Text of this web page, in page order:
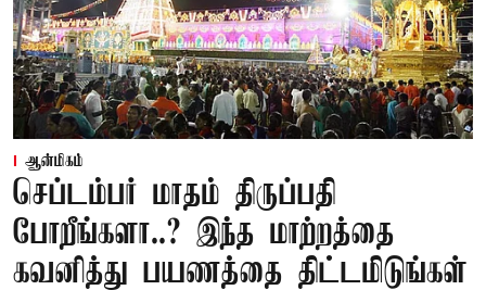
ஆன்மிகம்
செப்டம்பர் மாதம் திருப்பதி
போறீங்களா..? இந்த மாற்றத்தை
கவனித்து பயணத்தை திட்டமிடுங்கள்